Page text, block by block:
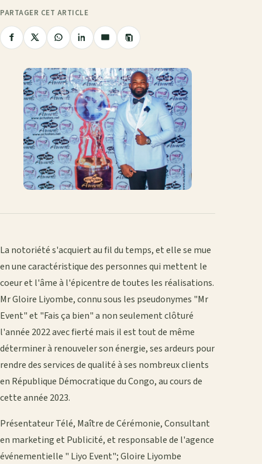
PARTAGER CET ARTICLE
Partager
Facebook
Partager
X
Partager
WhatsApp
Partager
LinkedIn
Partager
e-
mail
Copier
le
La notoriété s'acquiert au fil du temps, et elle se mue
en une caractéristique des personnes qui mettent le
coeur et l'âme à l'épicentre de toutes les réalisations.
Mr Gloire Liyombe, connu sous les pseudonymes "Mr
Event" et "Fais ça bien" a non seulement clôturé
l'année 2022 avec fierté mais il est tout de même
déterminer à renouveler son énergie, ses ardeurs pour
rendre des services de qualité à ses nombreux clients
en République Démocratique du Congo, au cours de
cette année 2023.
Présentateur Télé, Maître de Cérémonie, Consultant
en marketing et Publicité, et responsable de l'agence
événementielle " Liyo Event"; Gloire Liyombe